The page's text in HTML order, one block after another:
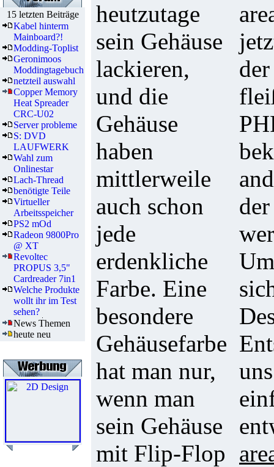
15 letzten Beiträge
Kabel hinterm
Mainboard?!
Modding-Toplist
Geronimoos
Moddingtagebuch
netzteil auswahl
Copper Memory
Heat Spreader
CRC-U02
Server probleme
S: DVD
LAUFWERK
Wahl zum
Onlinestar
Lach-Thread
benötigte Teile
Virtueller
Arbeitsspeicher
PS2 mOd
Radeon 9800Pro
@ XT
Revoltec
PROPUS 3,5"
Cardreader 7in1
Welche Produkte
wollt ihr im Test
sehen?
News Themen
heute neu
heutzutage
sein Gehäuse
lackieren,
und die
Gehäuse
haben
mittlerweile
auch schon
jede
erdenkliche
Farbe. Eine
besondere
Gehäusefarbe
hat man nur,
wenn man
sein Gehäuse
mit Flip-Flop